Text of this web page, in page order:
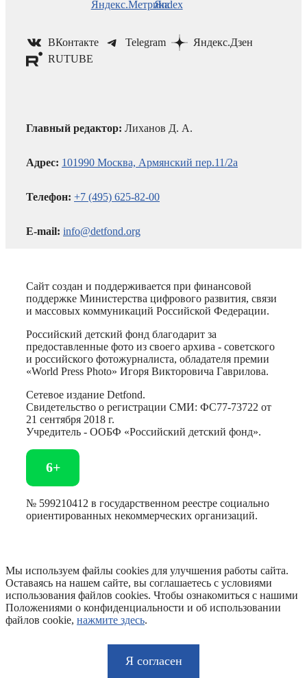
ВКонтакте Telegram
Яндекс.Дзен
RUTUBE
Главный редактор: Лиханов Д. А.
Адрес: 101990 Москва, Армянский пер.11/2а
Телефон: +7 (495) 625-82-00
E-mail: info@detfond.org
Сайт создан и поддерживается при финансовой
поддержке Министерства цифрового развития, связи
и массовых коммуникаций Российской Федерации.
Российский детский фонд благодарит за
предоставленные фото из своего архива - советского
и российского фотожурналиста, обладателя премии
«World Press Photo» Игоря Викторовича Гаврилова.
Сетевое издание Detfond.
Свидетельство о регистрации СМИ: ФС77-73722 от
21 сентября 2018 г.
Учредитель - ООБФ «Российский детский фонд».
6+
№ 599210412 в государственном реестре социально
ориентированных некоммерческих организаций.
Мы используем файлы cookies для улучшения работы сайта.
Оставаясь на нашем сайте, вы соглашаетесь с условиями
использования файлов cookies. Чтобы ознакомиться с нашими
Положениями о конфиденциальности и об использовании
файлов cookie, нажмите здесь.
Я согласен